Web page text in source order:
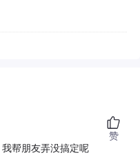
帮朋友弄没搞定呢
赞